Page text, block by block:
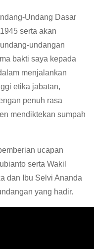
Undang Dasar
serta akan
undangan
bakti saya kepada
menjalankan
etika jabatan,
penuh rasa
mendiktekan sumpah
ucapan
serta Wakil
dan Ibu Selvi Ananda
yang hadir.